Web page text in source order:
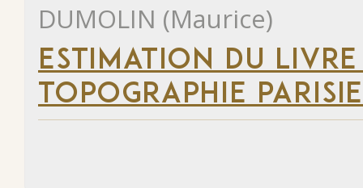
DUMOLIN (Maurice)
ESTIMATION DU
TOPOGRAPHIE